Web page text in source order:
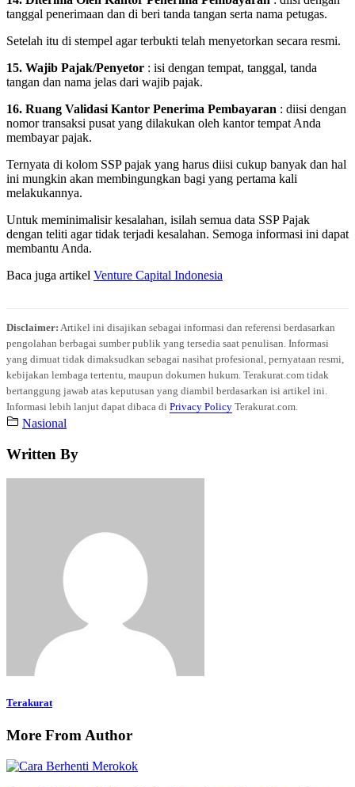
tanggal penerimaan dan di beri tanda tangan serta nama petugas.
Setelah itu di stempel agar terbukti telah menyetorkan secara resmi.
15. Wajib Pajak/Penyetor : isi dengan tempat, tanggal, tanda
tangan dan nama jelas dari wajib pajak.
16. Ruang Validasi Kantor Penerima Pembayaran : diisi dengan
nomor transaksi pusat yang dilakukan oleh kantor tempat Anda
membayar pajak.
Ternyata di kolom SSP pajak yang harus diisi cukup banyak dan hal
ini mungkin akan membingungkan bagi yang pertama kali
melakukannya.
Untuk meminimalisir kesalahan, isilah semua data SSP Pajak
dengan teliti agar tidak terjadi kesalahan. Semoga informasi ini dapat
membantu Anda.
Baca juga artikel Venture Capital Indonesia
Disclaimer: Artikel ini disajikan sebagai informasi dan referensi berdasarkan
pengolahan berbagai sumber publik yang tersedia saat penulisan. Informasi
yang dimuat tidak dimaksudkan sebagai nasihat profesional, pernyataan resmi,
kebijakan lembaga tertentu, maupun dokumen hukum. Terakurat.com tidak
bertanggung jawab atas keputusan yang diambil berdasarkan isi artikel ini.
Informasi lebih lanjut dapat dibaca di Privacy Policy Terakurat.com.
Nasional
Written By
Terakurat
More From Author